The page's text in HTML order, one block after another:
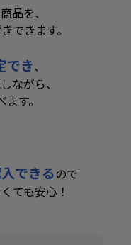
品を、
できます。
でき、
ながら、
す。
できるので
ても安心！